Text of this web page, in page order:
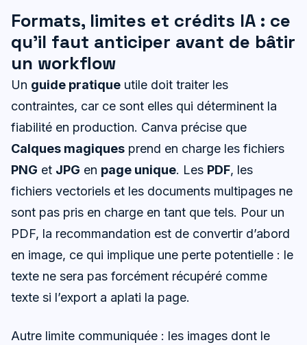
Formats, limites et crédits IA : ce
qu’il faut anticiper avant de bâtir
un workflow
Un guide pratique utile doit traiter les
contraintes, car ce sont elles qui déterminent la
fiabilité en production. Canva précise que
Calques magiques prend en charge les fichiers
PNG et JPG en page unique. Les PDF, les
fichiers vectoriels et les documents multipages ne
sont pas pris en charge en tant que tels. Pour un
PDF, la recommandation est de convertir d’abord
en image, ce qui implique une perte potentielle : le
texte ne sera pas forcément récupéré comme
texte si l’export a aplati la page.
Autre limite communiquée : les images dont le